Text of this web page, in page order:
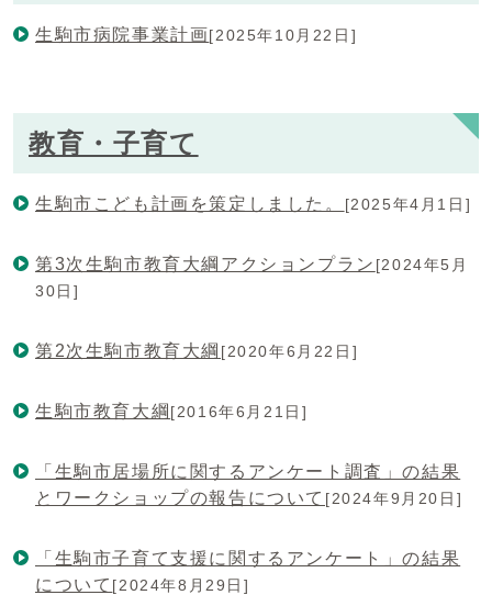
生駒市病院事業計画[2025年10月22日]
教育・子育て
生駒市こども計画を策定しました。 [2025年4月1日]
第3次生駒市教育大綱アクションプラン [2024年5月
30日]
第2次生駒市教育大綱 [2020年6月22日]
生駒市教育大綱 [2016年6月21日]
「生駒市居場所に関するアンケート調査」の結果
とワークショップの報告について [2024年9月20日]
「生駒市子育て支援に関するアンケート」の結果
について [2024年8月29日]